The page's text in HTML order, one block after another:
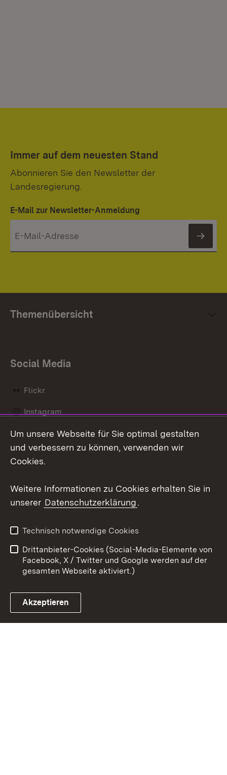
Immer auf dem neuesten Stand
Abonnieren Sie den Newsletter der
Landesregierung.
E-Mail zur Newsletter-Anmeldung
Themenübersicht
Social Media
Flickr
Instagram
Social Wall
Link zum Landesportal
Barrierefreiheit
Benutzungshinweise
Impressum
Cookies
Um unsere Webseite für Sie optimal gestalten
und verbessern zu können, verwenden wir
Cookies.
Weitere Informationen zu Cookies erhalten Sie in
unserer Datenschutzerklärung.
Technisch notwendige Cookies
Drittanbieter-Cookies (Social-Media-Elemente von
Facebook, X / Twitter und Google werden auf der
gesamten Webseite aktiviert.)
Akzeptieren